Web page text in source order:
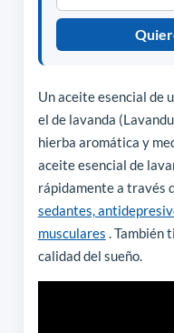
Un aceite esencial de
el de lavanda
hierba aromática y
aceite esencial de
rápidamente a través
sedantes,
musculares . También
calidad del sueño.